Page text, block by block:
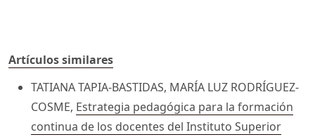
Artículos similares
TATIANA TAPIA-BASTIDAS, MARÍA LUZ RODRÍGUEZ-
COSME, Estrategia pedagógica para la formación
continua de los docentes del Instituto Superior